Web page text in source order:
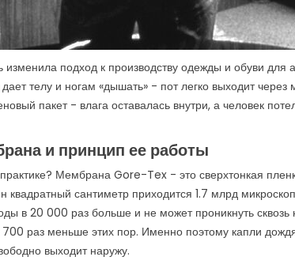
изменила подход к производству одежды и обуви
телу и ногам «дышать» - пот легко выходит
пакет - влага оставалась внутри, а человек
и принцип ее работы
Мембрана Gore-Tex - это сверхтонкая
квадратный сантиметр приходится 1.7 млрд
в 20 000 раз больше и не может проникнуть
раз меньше этих пор. Именно поэтому капли
выходит наружу.